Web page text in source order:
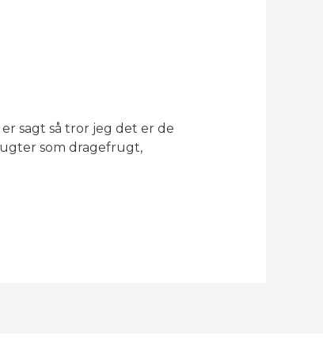
sagt så tror jeg det er de
som dragefrugt,